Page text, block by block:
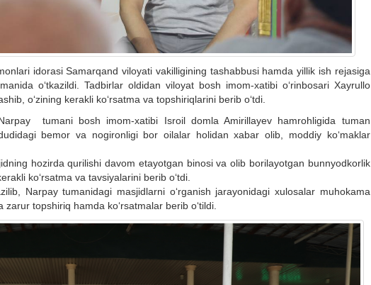
idorasi Samarqand viloyati vakilligining tashabbusi hamda yillik ish rejasiga
o‘tkazildi. Tadbirlar oldidan viloyat bosh imom-xatibi o‘rinbosari Xayrullo
o‘zining kerakli ko‘rsatma va topshiriqlarini berib o‘tdi.
tumani bosh imom-xatibi Isroil domla Amirillayev hamrohligida tuman
bemor va nogironligi bor oilalar holidan xabar olib, moddiy ko‘maklar
hozirda qurilishi davom etayotgan binosi va olib borilayotgan bunnyodkorlik
ko‘rsatma va tavsiyalarini berib o‘tdi.
Narpay tumanidagi masjidlarni o‘rganish jarayonidagi xulosalar muhokama
topshiriq hamda ko‘rsatmalar berib o‘tildi.